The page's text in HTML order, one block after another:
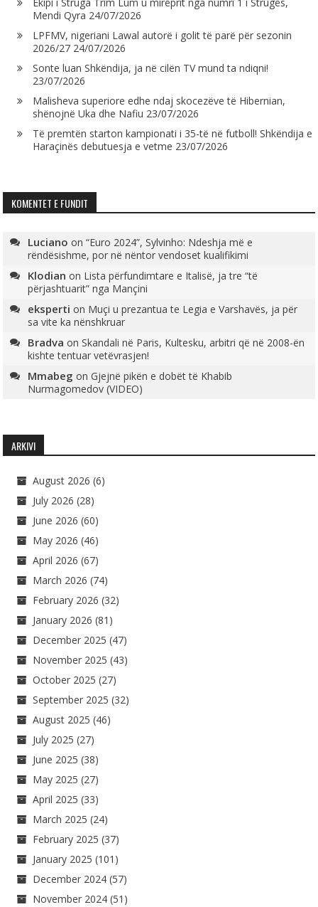
Mendi Qyra 24/07/2026
LPFMV, nigeriani Lawal autorë i golit të parë për sezonin
2026/27 24/07/2026
Sonte luan Shkëndija, ja në cilën TV mund ta ndiqni!
23/07/2026
Malisheva superiore edhe ndaj skocezëve të Hibernian,
shënojnë Uka dhe Nafiu 23/07/2026
Të premtën starton kampionati i 35-të në futboll! Shkëndija e
Haraçinës debutuesja e vetme 23/07/2026
KOMENTET E FUNDIT
Luciano on“Euro 2024”, Sylvinho: Ndeshja më e
rëndësishme, por në nëntor vendoset kualifikimi
Klodian on Lista përfundimtare e Italisë, ja tre “të
përjashtuarit” nga Mançini
eksperti on Muçi u prezantua te Legia e Varshavës, ja për
sa vite ka nënshkruar
Bradva onSkandali në Paris, Kultesku, arbitri që në 2008-ën
kishte tentuar vetëvrasjen!
Mmabeg onGjejnë pikën e dobët të Khabib
Nurmagomedov (VIDEO)
ARKIVI
August 2026 (6)
July 2026 (28)
June 2026 (60)
May 2026 (46)
April 2026 (67)
March 2026 (74)
February 2026 (32)
January 2026 (81)
December 2025 (47)
November 2025 (43)
October 2025 (27)
September 2025 (32)
August 2025 (46)
July 2025 (27)
June 2025 (38)
May 2025 (27)
April 2025 (33)
March 2025 (24)
February 2025 (37)
January 2025 (101)
December 2024 (57)
November 2024 (51)